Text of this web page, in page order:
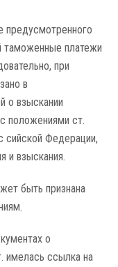
предусмотренного
таможенные платежи
при
в
о взыскании
положениями ст.
сийской Федерации,
и взыскания.
быть признана
о
имелась ссылка на